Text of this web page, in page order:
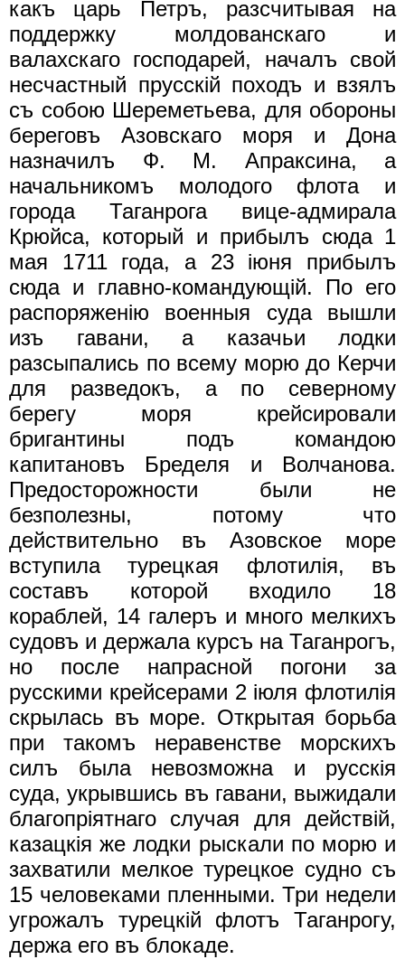
какъ царь Петръ, разсчитывая на
поддержку молдованскаго и
валахскаго господарей, началъ свой
несчастный прусскiй походъ и взялъ
съ собою Шереметьева, для обороны
береговъ Азовскаго моря и Дона
назначилъ Ф. М. Апраксина, а
начальникомъ молодого флота и
города Таганрога вице-адмирала
Крюйса, который и прибылъ сюда 1
мая 1711 года, а 23 iюня прибылъ
сюда и главно-командующiй. По его
распоряженiю военныя суда вышли
изъ гавани, а казачьи лодки
разсыпались по всему морю до Керчи
для разведокъ, а по северному
берегу моря крейсировали
бригантины подъ командою
капитановъ Бределя и Волчанова.
Предосторожности были нe
безполезны, потому что
действительно въ Азовское море
вступила турецкая флотилiя, въ
составъ которой входило 18
кораблей, 14 галеръ и много мелкихъ
судовъ и держала курсъ на Таганрогъ,
но после напрасной погони за
русскими крейсерами 2 iюля флотилiя
скрылась въ море. Открытая борьба
при такомъ неравенстве морскихъ
силъ была невозможна и русскiя
суда, укрывшись въ гавани, выжидали
благопрiятнаго случая для действiй,
казацкiя же лодки рыскали по морю и
захватили мелкое турецкое судно съ
15 человеками пленными. Три недели
угрожалъ турецкiй флотъ Таганрогу,
держа его въ блокаде.